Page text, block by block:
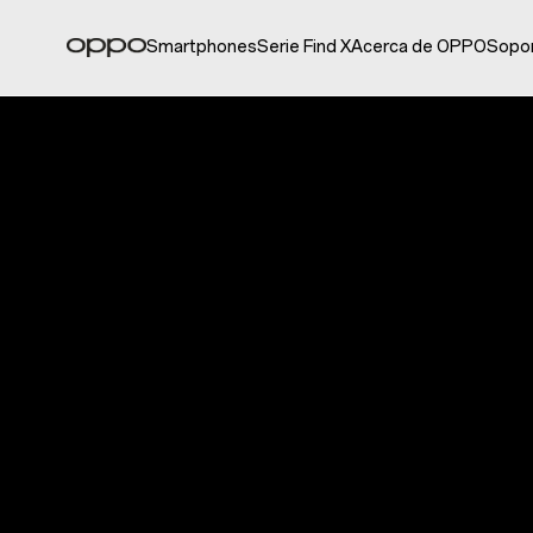
SmartphonesSerie Find XAcerca de OPPO